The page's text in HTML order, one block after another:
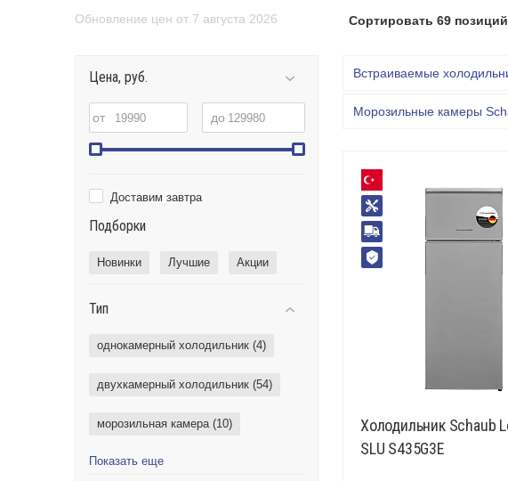
Обновление цен от 7 августа 2026
Цена, руб.
от до
Доставим завтра
Подборки
Новинки Лучшие Акции
Тип
Показать еще
однокамерный холодильник (4)
двухкамерный холодильник (54)
морозильная камера (10)
Сортировать 69 позиций
Встраиваемые
Морозильные камеры
Холодильник Schaub
SLU S435G3E